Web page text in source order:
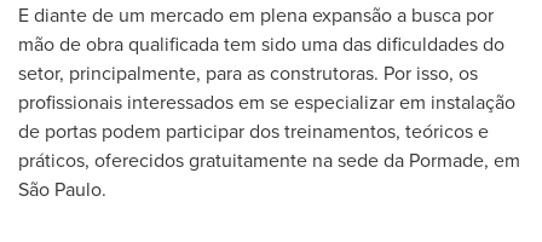
E diante de um mercado em plena expansão a busca por
mão de obra qualificada tem sido uma das dificuldades do
setor, principalmente, para as construtoras. Por isso, os
profissionais interessados em se especializar em instalação
de portas podem participar dos treinamentos, teóricos e
práticos, oferecidos gratuitamente na sede da Pormade, em
São Paulo.